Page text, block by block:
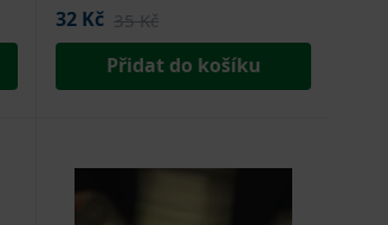
32 Kč 35 Kč
Přidat do košíku